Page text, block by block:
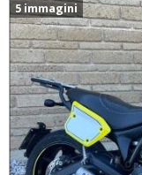
5 immagini